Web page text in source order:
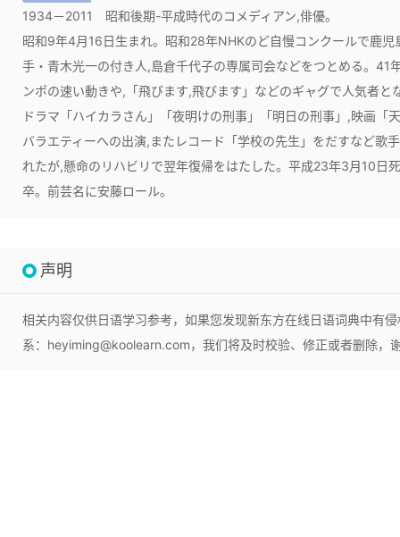
1934－2011
昭和後期-平成時代のコメディアン,俳優。
昭和9年4月16日生まれ。昭和28年NHKのど自慢コンクールで鹿
手・青木光一の付き人,島倉千代子の専属司会などをつとめる。41
ンポの速い動きや,「飛びます,飛びます」などのギャグで人気者
ドラマ「ハイカラさん」「夜明けの刑事」「明日の刑事」,映画「
バラエティーへの出演,またレコード「学校の先生」をだすなど歌
れたが,懸命のリハビリで翌年復帰をはたした。平成23年3月10日
卒。前芸名に安藤ロール。
声明
相关内容仅供日语学习参考，如果您发现新东方在线日语词典中有
系：heyiming@koolearn.com，我们将及时校验、修正或者删除，